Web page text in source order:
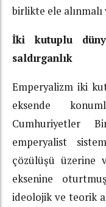
birlikte ele
İki kutuplu
saldırganlık
Emperyalizm iki
eksende
Cumhuriyetler
emperyalist
çözülüşü üzerine
eksenine
ideolojik ve teorik